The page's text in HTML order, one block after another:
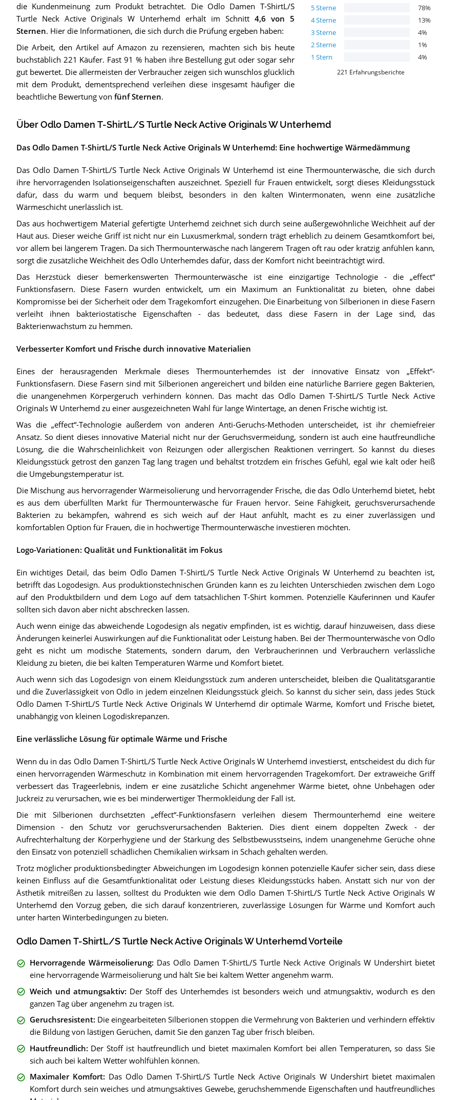
5Sterne 78%
4Sterne 13%
3Sterne 4%
2Sterne 1%
1 Stern 4%
221 Erfahrungsberichte
die Kundenmeinung zum Produkt betrachtet. Die Odlo Damen T-ShirtL/S
Turtle Neck Active Originals W Unterhemd erhält im Schnitt 4,6 von 5
Sternen. Hier die Informationen, die sich durch die Prüfung ergeben haben:
Die Arbeit, den Artikel auf Amazon zu rezensieren, machten sich bis heute
buchstäblich 221 Käufer. Fast 91 % haben ihre Bestellung gut oder sogar sehr
gut bewertet. Die allermeisten der Verbraucher zeigen sich wunschlos glücklich
mit dem Produkt, dementsprechend verleihen diese insgesamt häufiger die
beachtliche Bewertung von fünf Sternen.
Über Odlo Damen T-ShirtL/S Turtle Neck Active Originals W Unterhemd
Das Odlo Damen T-ShirtL/S Turtle Neck Active Originals W Unterhemd: Eine hochwertige Wärmedämmung
Das Odlo Damen T-ShirtL/S Turtle Neck Active Originals W Unterhemd ist eine Thermounterwäsche, die sich durch
ihre hervorragenden Isolationseigenschaften auszeichnet. Speziell für Frauen entwickelt, sorgt dieses Kleidungsstück
dafür, dass du warm und bequem bleibst, besonders in den kalten Wintermonaten, wenn eine zusätzliche
Wärmeschicht unerlässlich ist.
Das aus hochwertigem Material gefertigte Unterhemd zeichnet sich durch seine außergewöhnliche Weichheit auf der
Haut aus. Dieser weiche Griff ist nicht nur ein Luxusmerkmal, sondern trägt erheblich zu deinem Gesamtkomfort bei,
vor allem bei längerem Tragen. Da sich Thermounterwäsche nach längerem Tragen oft rau oder kratzig anfühlen kann,
sorgt die zusätzliche Weichheit des Odlo Unterhemdes dafür, dass der Komfort nicht beeinträchtigt wird.
Das Herzstück dieser bemerkenswerten Thermounterwäsche ist eine einzigartige Technologie - die „effect“
Funktionsfasern. Diese Fasern wurden entwickelt, um ein Maximum an Funktionalität zu bieten, ohne dabei
Kompromisse bei der Sicherheit oder dem Tragekomfort einzugehen. Die Einarbeitung von Silberionen in diese Fasern
verleiht ihnen bakteriostatische Eigenschaften - das bedeutet, dass diese Fasern in der Lage sind, das
Bakterienwachstum zu hemmen.
Verbesserter Komfort und Frische durch innovative Materialien
Eines der herausragenden Merkmale dieses Thermounterhemdes ist der innovative Einsatz von „Effekt“-
Funktionsfasern. Diese Fasern sind mit Silberionen angereichert und bilden eine natürliche Barriere gegen Bakterien,
die unangenehmen Körpergeruch verhindern können. Das macht das Odlo Damen T-ShirtL/S Turtle Neck Active
Originals W Unterhemd zu einer ausgezeichneten Wahl für lange Wintertage, an denen Frische wichtig ist.
Was die „effect“-Technologie außerdem von anderen Anti-Geruchs-Methoden unterscheidet, ist ihr chemiefreier
Ansatz. So dient dieses innovative Material nicht nur der Geruchsvermeidung, sondern ist auch eine hautfreundliche
Lösung, die die Wahrscheinlichkeit von Reizungen oder allergischen Reaktionen verringert. So kannst du dieses
Kleidungsstück getrost den ganzen Tag lang tragen und behältst trotzdem ein frisches Gefühl, egal wie kalt oder heiß
die Umgebungstemperatur ist.
Die Mischung aus hervorragender Wärmeisolierung und hervorragender Frische, die das Odlo Unterhemd bietet, hebt
es aus dem überfüllten Markt für Thermounterwäsche für Frauen hervor. Seine Fähigkeit, geruchsverursachende
Bakterien zu bekämpfen, während es sich weich auf der Haut anfühlt, macht es zu einer zuverlässigen und
komfortablen Option für Frauen, die in hochwertige Thermounterwäsche investieren möchten.
Logo-Variationen: Qualität und Funktionalität im Fokus
Ein wichtiges Detail, das beim Odlo Damen T-ShirtL/S Turtle Neck Active Originals W Unterhemd zu beachten ist,
betrifft das Logodesign. Aus produktionstechnischen Gründen kann es zu leichten Unterschieden zwischen dem Logo
auf den Produktbildern und dem Logo auf dem tatsächlichen T-Shirt kommen. Potenzielle Käuferinnen und Käufer
sollten sich davon aber nicht abschrecken lassen.
Auch wenn einige das abweichende Logodesign als negativ empfinden, ist es wichtig, darauf hinzuweisen, dass diese
Änderungen keinerlei Auswirkungen auf die Funktionalität oder Leistung haben. Bei der Thermounterwäsche von Odlo
geht es nicht um modische Statements, sondern darum, den Verbraucherinnen und Verbrauchern verlässliche
Kleidung zu bieten, die bei kalten Temperaturen Wärme und Komfort bietet.
Auch wenn sich das Logodesign von einem Kleidungsstück zum anderen unterscheidet, bleiben die Qualitätsgarantie
und die Zuverlässigkeit von Odlo in jedem einzelnen Kleidungsstück gleich. So kannst du sicher sein, dass jedes Stück
Odlo Damen T-ShirtL/S Turtle Neck Active Originals W Unterhemd dir optimale Wärme, Komfort und Frische bietet,
unabhängig von kleinen Logodiskrepanzen.
Eine verlässliche Lösung für optimale Wärme und Frische
Wenn du in das Odlo Damen T-ShirtL/S Turtle Neck Active Originals W Unterhemd investierst, entscheidest du dich für
einen hervorragenden Wärmeschutz in Kombination mit einem hervorragenden Tragekomfort. Der extraweiche Griff
verbessert das Trageerlebnis, indem er eine zusätzliche Schicht angenehmer Wärme bietet, ohne Unbehagen oder
Juckreiz zu verursachen, wie es bei minderwertiger Thermokleidung der Fall ist.
Die mit Silberionen durchsetzten „effect“-Funktionsfasern verleihen diesem Thermounterhemd eine weitere
Dimension - den Schutz vor geruchsverursachenden Bakterien. Dies dient einem doppelten Zweck - der
Aufrechterhaltung der Körperhygiene und der Stärkung des Selbstbewusstseins, indem unangenehme Gerüche ohne
den Einsatz von potenziell schädlichen Chemikalien wirksam in Schach gehalten werden.
Trotz möglicher produktionsbedingter Abweichungen im Logodesign können potenzielle Käufer sicher sein, dass diese
keinen Einfluss auf die Gesamtfunktionalität oder Leistung dieses Kleidungsstücks haben. Anstatt sich nur von der
Ästhetik mitreißen zu lassen, solltest du Produkten wie dem Odlo Damen T-ShirtL/S Turtle Neck Active Originals W
Unterhemd den Vorzug geben, die sich darauf konzentrieren, zuverlässige Lösungen für Wärme und Komfort auch
unter harten Winterbedingungen zu bieten.
Odlo Damen T-ShirtL/S Turtle Neck Active Originals W Unterhemd Vorteile
Hervorragende Wärmeisolierung: Das Odlo Damen T-ShirtL/S Turtle Neck Active Originals W Undershirt bietet
eine hervorragende Wärmeisolierung und hält Sie bei kaltem Wetter angenehm warm.
Weich und atmungsaktiv: Der Stoff des Unterhemdes ist besonders weich und atmungsaktiv, wodurch es den
ganzen Tag über angenehm zu tragen ist.
Geruchsresistent: Die eingearbeiteten Silberionen stoppen die Vermehrung von Bakterien und verhindern effektiv
die Bildung von lästigen Gerüchen, damit Sie den ganzen Tag über frisch bleiben.
Hautfreundlich: Der Stoff ist hautfreundlich und bietet maximalen Komfort bei allen Temperaturen, so dass Sie
sich auch bei kaltem Wetter wohlfühlen können.
Maximaler Komfort: Das Odlo Damen T-ShirtL/S Turtle Neck Active Originals W Undershirt bietet maximalen
Komfort durch sein weiches und atmungsaktives Gewebe, geruchshemmende Eigenschaften und hautfreundliches